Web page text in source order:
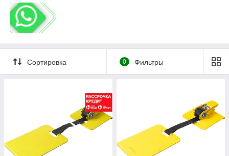
Сортировка 0 Фильтры